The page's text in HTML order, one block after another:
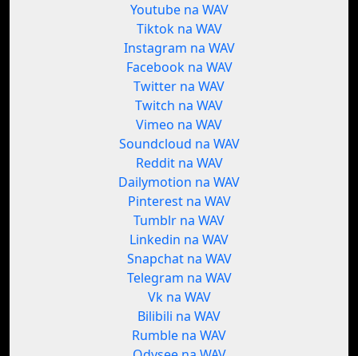
Youtube na WAV
Tiktok na WAV
Instagram na WAV
Facebook na WAV
Twitter na WAV
Twitch na WAV
Vimeo na WAV
Soundcloud na WAV
Reddit na WAV
Dailymotion na WAV
Pinterest na WAV
Tumblr na WAV
Linkedin na WAV
Snapchat na WAV
Telegram na WAV
Vk na WAV
Bilibili na WAV
Rumble na WAV